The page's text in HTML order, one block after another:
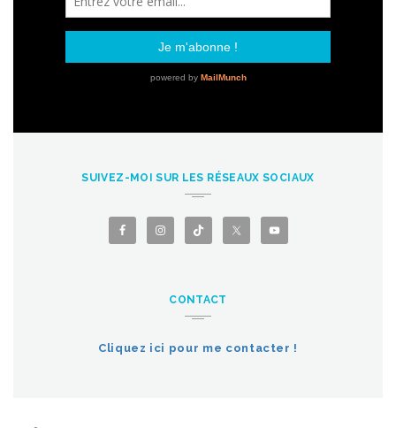
SUIVEZ-MOI SUR LES RÉSEAUX SOCIAUX
CONTACT
Cliquez ici pour me contacter !